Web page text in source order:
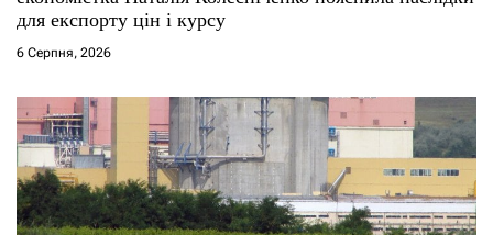
для експорту цін і курсу
6 Серпня, 2026